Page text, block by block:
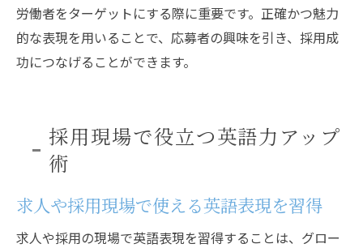
労働者をターゲットにする際に重要です。正確かつ魅力
的な表現を用いることで、応募者の興味を引き、採用成
功につなげることができます。
採用現場で役立つ英語力アップ
術
求人や採用現場で使える英語表現を習得
求人や採用の現場で英語表現を習得することは、グロー